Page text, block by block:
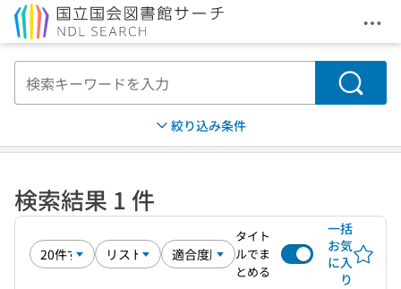
メ
検索
絞り込み条件
検索結果 1 件
タイト
ルでま
とめる
一括
お気
に入
り